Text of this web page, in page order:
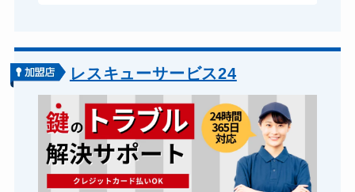
レスキューサービス24